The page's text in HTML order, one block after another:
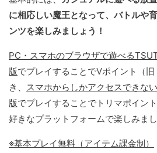
に相応しい魔王となって、バトルや
ンツを楽しみましょう！
PC・スマホのブラウザで遊べる
版でプレイすることでVポイント（
き、 スマホからしかアクセスできな
版でプレイすることでトリマポイン
好きなプラットフォームで楽しみまし
※基本プレイ無料（アイテム課金制）